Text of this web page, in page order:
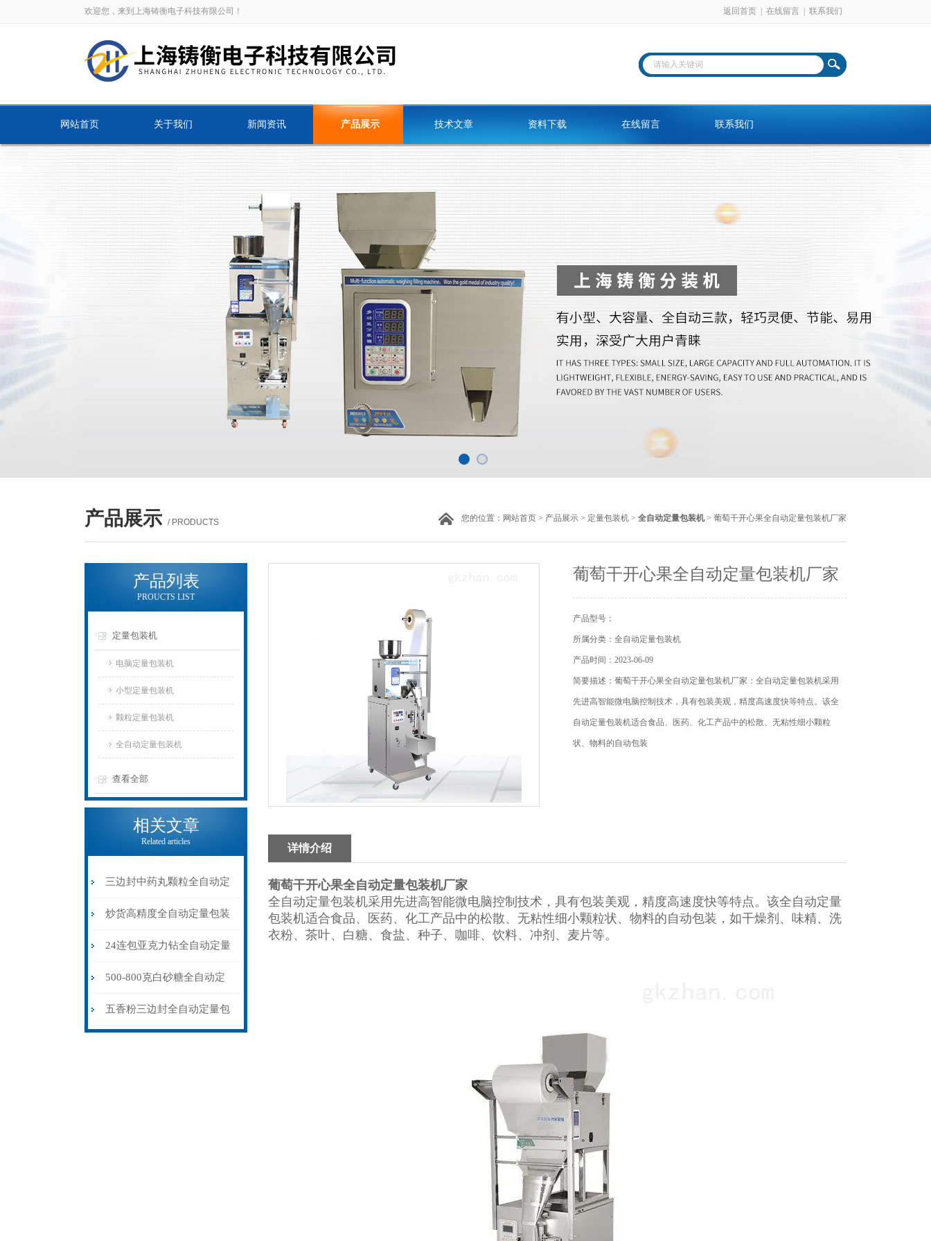
欢迎您，来到上海铸衡电子科技有限公司！ 返回首页 在线留言 联系我们
网站首页 关于我们 新闻资讯 产品展示 技术文章 资料下载 在线留言 联系我们
产品展示 / PRODUCTS 您的位置： 网站首页 > 产品展示 > 定量包装机 > 全自动定量包装机 > 葡萄干开心果全自动定量包装机厂家
产品列表
PROUCTS LIST
定量包装机
电脑定量包装机
小型定量包装机
颗粒定量包装机
全自动定量包装机
查看全部
相关文章
Related articles
三边封中药丸颗粒全自动定
量包装机6-8克
炒货高精度全自动定量包装
机100-500克\包
24连包亚克力钻全自动定量
包装机高精度不漏料厂家
500-800克白砂糖全自动定
量包装机量杯式
五香粉三边封全自动定量包
葡萄干开心果全自动定量包装机厂家
产品型号：
所属分类：全自动定量包装机
产品时间：2023-06-09
简要描述：葡萄干开心果全自动定量包装机厂家：全自动定量包装机​采用
先进高智能微电脑控制技术，具有包装美观，精度高速度快等特点。该全
自动定量包装机适合食品、医药、化工产品中的松散、无粘性细小颗粒
状、物料的自动包装
详情介绍
葡萄干开心果全自动定量包装机厂家
全自动定量包装机采用先进高智能微电脑控制技术，具有包装美观，精度高速度快等特点。该全自动定量
包装机适合食品、医药、化工产品中的松散、无粘性细小颗粒状、物料的自动包装，如干燥剂、味精、洗
衣粉、茶叶、白糖、食盐、种子、咖啡、饮料、冲剂、麦片等。